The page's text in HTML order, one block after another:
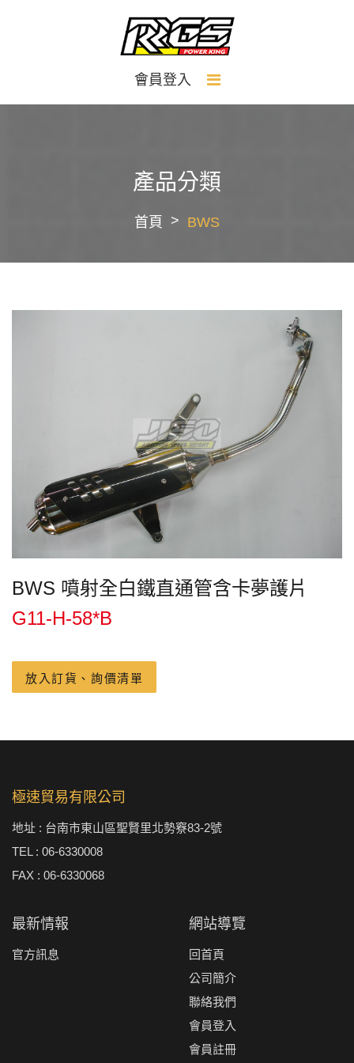
會員登入
產品分類
首頁 BWS
BWS 噴射全白鐵直通管含卡夢護片
G11-H-58*B
放入訂貨、詢價清單
極速貿易有限公司
地址 : 台南市東山區聖賢里北勢竂83-2號
TEL : 06-6330008
FAX : 06-6330068
最新情報
官方訊息
網站導覽
回首頁
公司簡介
聯絡我們
會員登入
會員註冊